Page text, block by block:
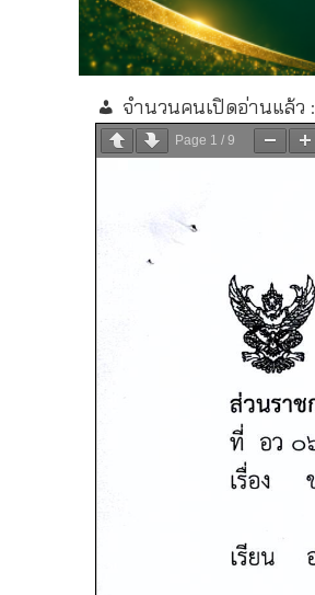
จำนวนคนเปิดอ่านแล้ว :
Page 1 / 9